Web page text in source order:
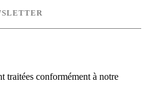
traitées conformément à notre